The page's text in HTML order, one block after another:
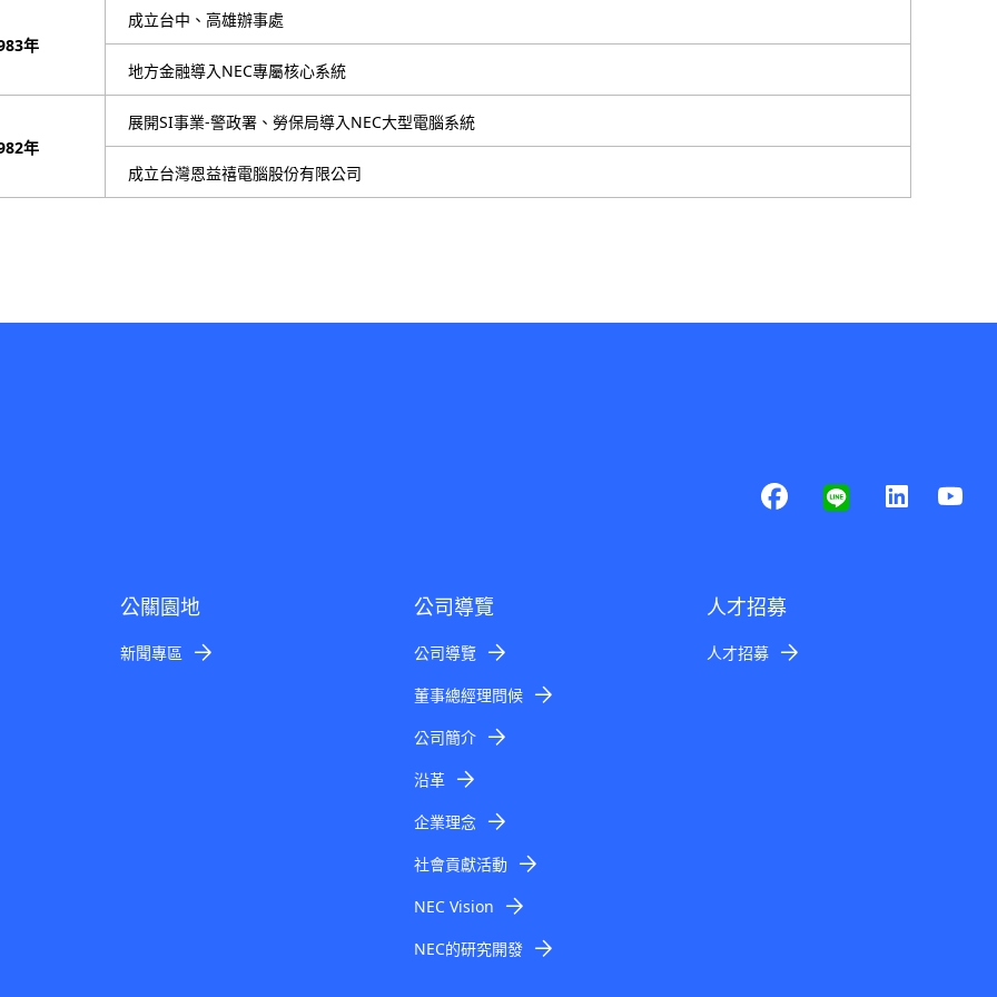
年
成立台中、高雄辦事處
地方金融導入NEC專屬核心系統
年
展開SI事業-警政署、勞保局導入NEC大型電腦系統
成立台灣恩益禧電腦股份有限公司
公關園地
新聞專區
公司導覽
公司導覽
董事總經理問候
公司簡介
沿革
企業理念
社會貢獻活動
NEC Vision
NEC的研究開發
人才招募
人才招募